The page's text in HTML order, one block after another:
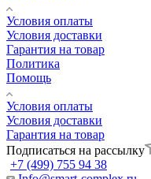
Условия оплаты
Условия доставки
Гарантия на товар
Политика
Помощь
Условия оплаты
Условия доставки
Гарантия на товар
Подписаться на рассылку
+7 (499) 755 94 38